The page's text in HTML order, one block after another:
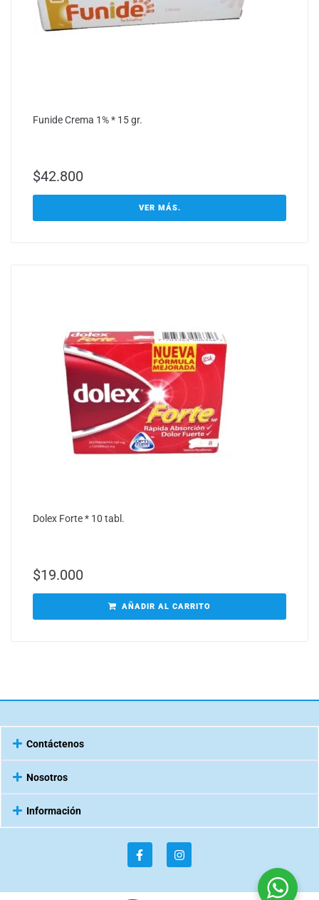
Funide Crema 1% * 15 gr.
$42.800
VER MÁS.
Dolex Forte * 10 tabl.
$19.000
AÑADIR AL CARRITO
Contáctenos
Nosotros
Información